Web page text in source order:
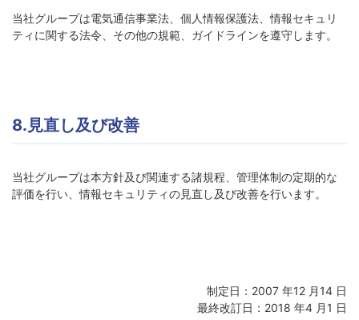
当社グループは電気通信事業法、個人情報保護法、情報セキュリ
ティに関する法令、その他の規範、ガイドラインを遵守します。
8.見直し及び改善
当社グループは本方針及び関連する諸規程、管理体制の定期的な
評価を行い、情報セキュリティの見直し及び改善を行います。
制定日：2007 年12 月14 日
最終改訂日：2018 年4 月1 日